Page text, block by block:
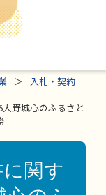
入札・契約
大野城心のふるさと
に関す